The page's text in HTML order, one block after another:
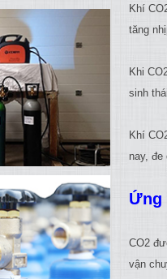
Khí
tăng
Khi
sinh
Khí
nay,
Ứng
CO2
vận